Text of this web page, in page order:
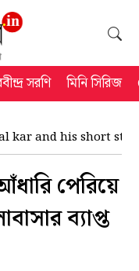
সরণি মিনি সিরিজ
kar and his short
পেরিয়ে
ব্যাপ্ত